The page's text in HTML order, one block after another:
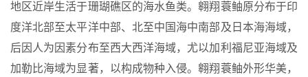
地区近岸生活于珊瑚礁区的海水鱼类。翱翔蓑鲉原分布于印
度洋北部至太平洋中部、北至中国海中南部及日本海海域，
后因人为因素分布至西大西洋海域，尤以加利福尼亚海域及
加勒比海域为显著，以构成物种入侵。翱翔蓑鲉外形华美，